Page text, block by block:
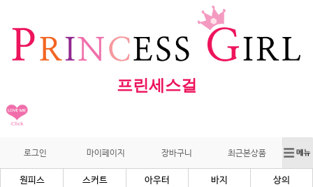
프린세스걸
로그인 마이페이지 장바구니 최근본상품
원피스 스커트 아우터 바지 상의